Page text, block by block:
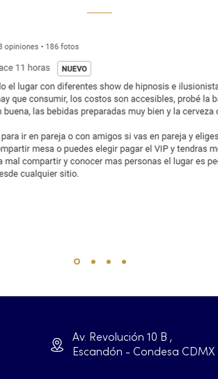
Av. Revolución 10 B ,
Escandón - Condesa CDMX